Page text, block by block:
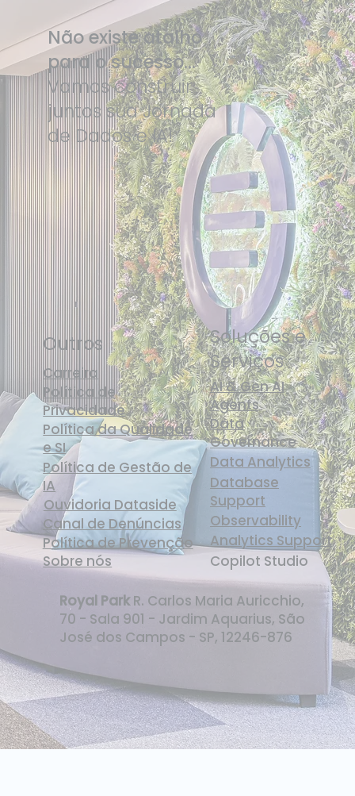
Não existe atalho
para o sucesso...
Vamos construir
juntos sua Jornada
de Dados e IA!
Soluções e
Serviços
AI & Gen AI
Agents
Data
Governance
Data Analytics
Database
Support
Observability
Analytics Support
Copilot Studio
Royal ParkR. Carlos Maria Auricchio,
70 - Sala 901 - Jardim Aquarius, São
José dos Campos - SP, 12246-876
Outros
Carreira
Política de
Privacidade
Política da Qualidade
e SI
Política de Gestão de
IA
Ouvidoria Dataside
Canal de Denúncias
Política de Prevenção
Sobre nós